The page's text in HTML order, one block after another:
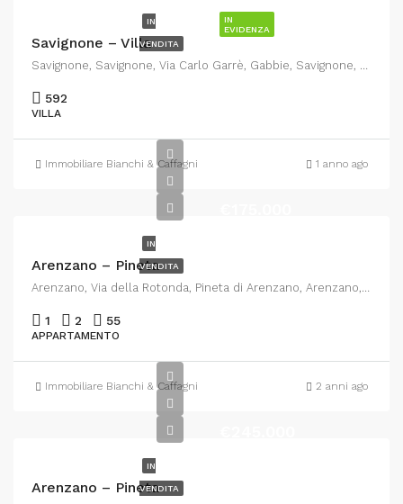
IN
EVIDENZA
IN
VENDITA
Savignone – Villa
Savignone, Savignone, Via Carlo Garrè, Gabbie, Savignone, Genova, Liguria, 16015, Italia
592
VILLA
Immobiliare Bianchi & Caffagni 1 anno ago
IN
VENDITA
Arenzano – Pineta
Arenzano, Via della Rotonda, Pineta di Arenzano, Arenzano, Genova, Liguria, 16011, Italia
1 2 55
APPARTAMENTO
Immobiliare Bianchi & Caffagni 2 anni ago
IN
VENDITA
Arenzano – Pineta